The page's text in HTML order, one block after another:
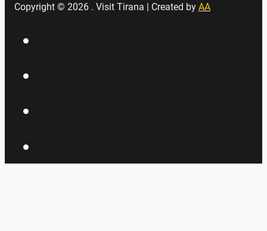
Copyright © 2026 . Visit Tirana | Created by AA